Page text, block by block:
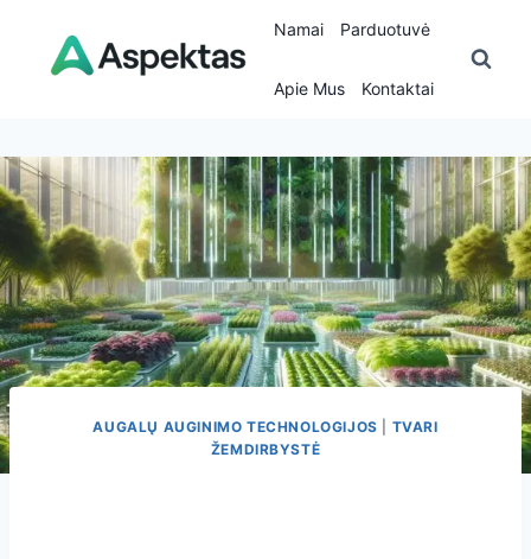
content
Namai Parduotuvė
Apie Mus Kontaktai
AUGALŲ AUGINIMO TECHNOLOGIJOS
TVARI
ŽEMDIRBYSTĖ